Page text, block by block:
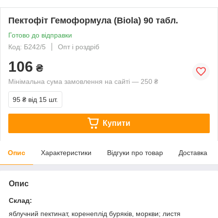
Пектофіт Гемоформула (Biola) 90 табл.
Готово до відправки
Код: Б242/5
Опт і роздріб
106 ₴
Мінімальна сума замовлення на сайті — 250 ₴
95 ₴ від 15 шт.
Купити
Опис Характеристики Відгуки про товар Доставка
Опис
Склад:
яблучний пектинат, коренеплід буряків, моркви; листя